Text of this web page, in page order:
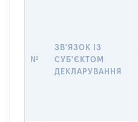
№
ЗВ'ЯЗОК ІЗ
СУБ'ЄКТОМ
ДЕКЛАРУВАННЯ